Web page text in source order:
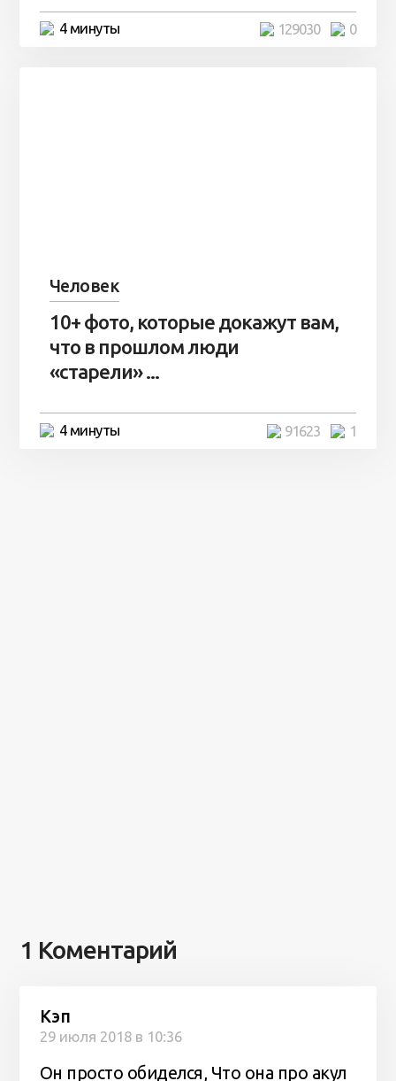
4 минуты 0
129030
Человек
10+ фото, которые докажут вам,
что в прошлом люди
«старели» ...
4 минуты 1
91623
1 Коментарий
Кэп
29 июля 2018 в 10:36
Он просто обиделся, Что она про акул